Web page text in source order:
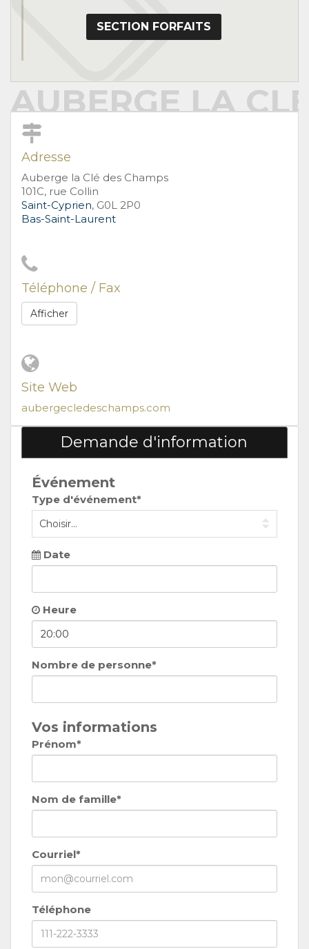
SECTION FORFAITS
AUBERGE LA
Adresse
Auberge la Clé des Champs
101C, rue Collin
Saint-Cyprien, G0L 2P0
Bas-Saint-Laurent
Téléphone / Fax
Afficher
Site Web
aubergecledeschamps.com
Demande d'information
Événement
Type d'événement*
Date
Heure
Nombre de personne*
Vos informations
Prénom*
Nom de famille*
Courriel*
Téléphone